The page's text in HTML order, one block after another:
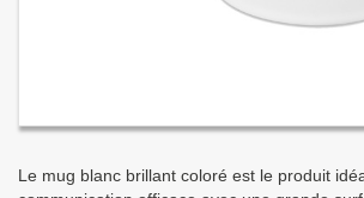
Le mug blanc brillant coloré est le produit